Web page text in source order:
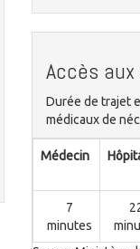
Accès
Durée de trajet
médicaux de
Médecin
7
minutes